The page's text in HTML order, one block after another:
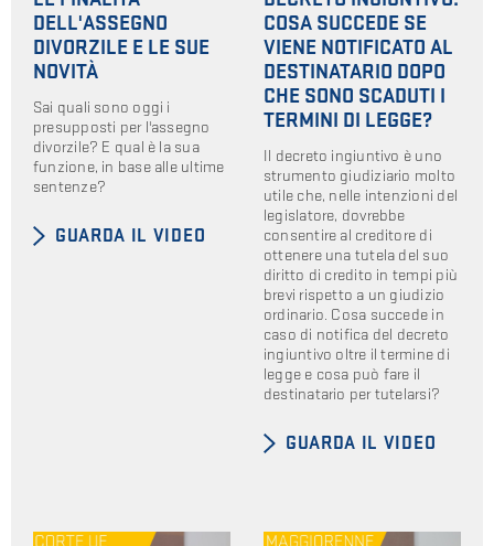
DELL'ASSEGNO
DIVORZILE E LE SUE
NOVITÀ
Sai quali sono oggi i
presupposti per l'assegno
divorzile? E qual è la sua
funzione, in base alle ultime
sentenze?
GUARDA IL VIDEO
COSA SUCCEDE SE
VIENE NOTIFICATO AL
DESTINATARIO DOPO
CHE SONO SCADUTI I
TERMINI DI LEGGE?
Il decreto ingiuntivo è uno
strumento giudiziario molto
utile che, nelle intenzioni del
legislatore, dovrebbe
consentire al creditore di
ottenere una tutela del suo
diritto di credito in tempi più
brevi rispetto a un giudizio
ordinario. Cosa succede in
caso di notifica del decreto
ingiuntivo oltre il termine di
legge e cosa può fare il
destinatario per tutelarsi?
GUARDA IL VIDEO